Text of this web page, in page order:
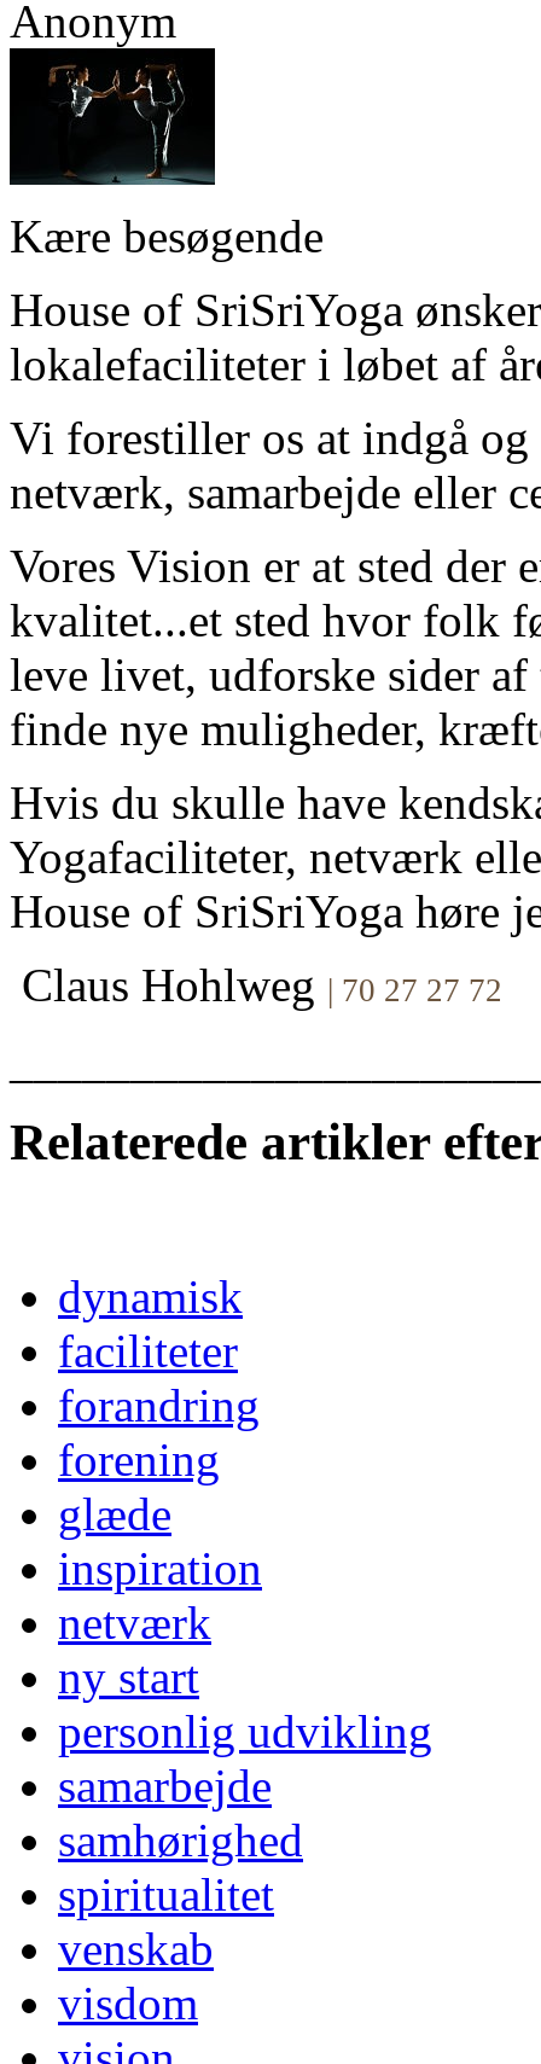
Anonym
Kære besøgende
House of SriSriYoga
lokalefaciliteter i løbet af
Vi forestiller os at indgå og
netværk, samarbejde eller
Vores Vision er at sted der
kvalitet...et sted hvor folk
leve livet, udforske sider
finde nye muligheder,
Hvis du skulle have
Yogafaciliteter, netværk
House of SriSriYoga høre
Claus Hohlweg | 70 27 27 72
Relaterede artikler
dynamisk
faciliteter
forandring
forening
glæde
inspiration
netværk
ny start
personlig udvikling
samarbejde
samhørighed
spiritualitet
venskab
visdom